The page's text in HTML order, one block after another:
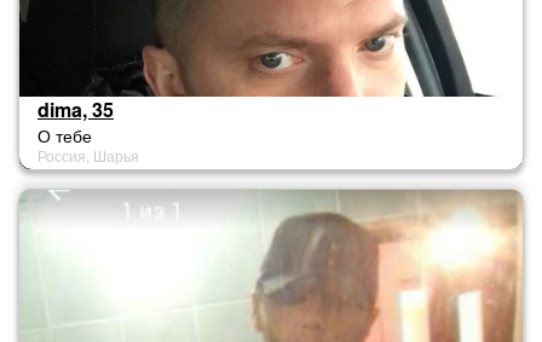
dima, 35
О тебе
Россия, Шарья